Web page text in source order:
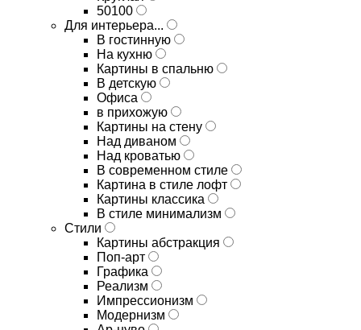
50100
Для интерьера...
В гостинную
На кухню
Картины в спальню
В детскую
Офиса
в прихожую
Картины на стену
Над диваном
Над кроватью
В современном стиле
Картина в стиле лофт
Картины классика
В стиле минимализм
Стили
Картины абстракция
Поп-арт
Графика
Реализм
Импрессионизм
Модернизм